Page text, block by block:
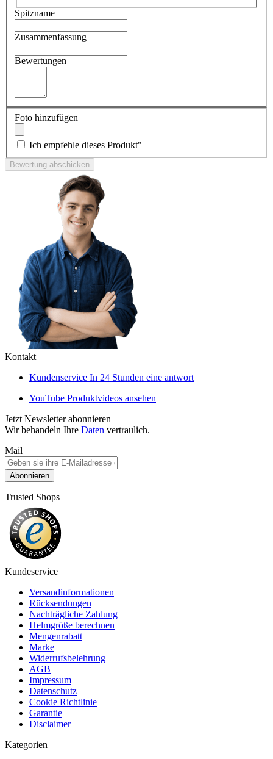
Spitzname
Zusammenfassung
Bewertungen
Foto hinzufügen
Ich empfehle dieses Produkt"
Bewertung abschicken
Kontakt
Kundenservice In 24 Stunden eine antwort
YouTube Produktvideos ansehen
Jetzt Newsletter abonnieren
Wir behandeln Ihre Daten vertraulich.
Mail
Abonnieren
Trusted Shops
Kundeservice
Versandinformationen
Rücksendungen
Nachträgliche Zahlung
Helmgröße berechnen
Mengenrabatt
Marke
Widerrufsbelehrung
AGB
Impressum
Datenschutz
Cookie Richtlinie
Garantie
Disclaimer
Kategorien